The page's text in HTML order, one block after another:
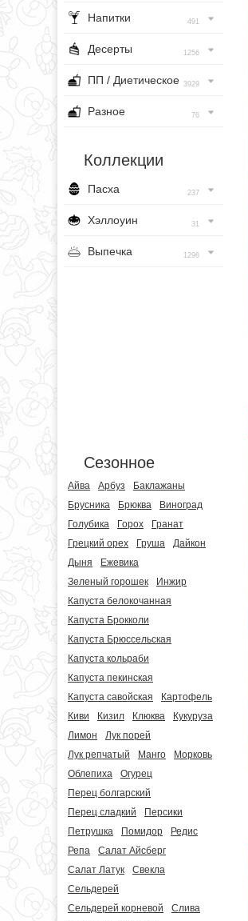
Напитки 491
Десерты 1256
ПП / Диетическое 3929
Разное 76
Коллекции
Пасха 237
Хэллоуин 31
Выпечка 1296
Сезонное
Айва Арбуз
Баклажаны
Брусника
Брюква
Виноград
Голубика
Горох
Гранат
Грецкий орех
Груша
Дайкон
Дыня
Ежевика
Зеленый горошек
Инжир
Капуста белокочанная
Капуста Брокколи
Капуста Брюссельская
Капуста кольраби
Капуста пекинская
Капуста савойская
Картофель
Киви
Кизил Клюква
Кукуруза
Лимон
Лук порей
Лук репчатый
Манго
Морковь
Облепиха
Огурец
Перец болгарский
Перец сладкий
Персики
Петрушка
Помидор
Редис
Репа
Салат Айсберг
Салат Латук
Свекла
Сельдерей
Сельдерей корневой
Слива